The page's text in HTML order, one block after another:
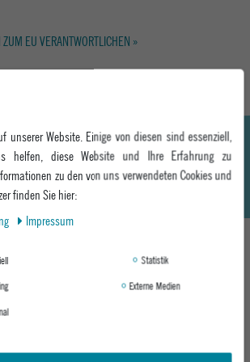
EU VERANTWORTLICHEN »
DIR AUCH GEFALLEN
unserer Website. Einige von diesen sind essenziell,
helfen, diese Website und Ihre Erfahrung zu
zu den von uns verwendeten Cookies und
finden Sie hier:
Impressum
Statistik
Externe Medien